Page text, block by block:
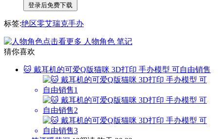
登录后免费下载
标签:绝区零艾瑞克手办
点击看更多 人物角色 笔记
猜你喜欢
🐱 戴耳机的可爱Q版猫咪 3D打印 手办模型 可自由销售